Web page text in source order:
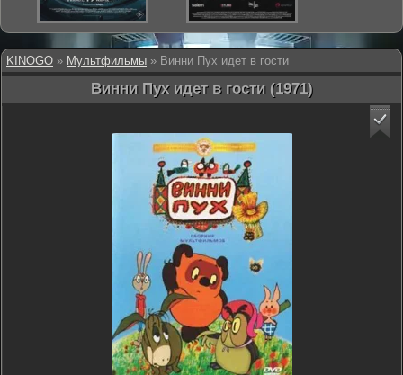
KINOGO » Мультфильмы » Винни Пух идет в гости
Винни Пух идет в гости (1971)